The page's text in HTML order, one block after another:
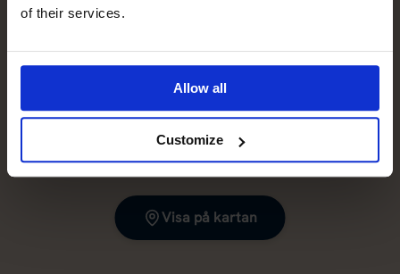
of their services.
Allow all
Customize
Besök webbsida
Visa på kartan